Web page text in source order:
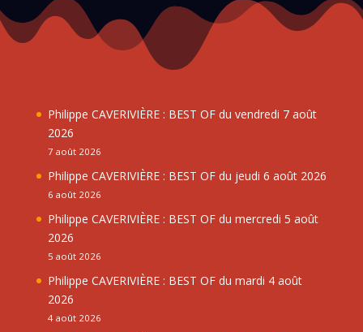
Philippe CAVERIVIÈRE : BEST OF du vendredi 7 août
2026
7 août 2026
Philippe CAVERIVIÈRE : BEST OF du jeudi 6 août 2026
6 août 2026
Philippe CAVERIVIÈRE : BEST OF du mercredi 5 août
2026
5 août 2026
Philippe CAVERIVIÈRE : BEST OF du mardi 4 août
2026
4 août 2026